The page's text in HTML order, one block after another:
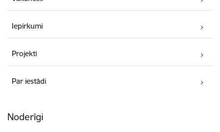
Iepirkumi
Projekti
Par iestādi
Noderīgi